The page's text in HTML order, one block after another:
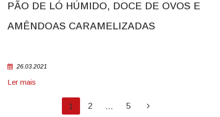
PÃO DE LÓ HÚMIDO, DOCE DE OVOS E
AMÊNDOAS CARAMELIZADAS
26.03.2021
Ler mais
1 2 … 5